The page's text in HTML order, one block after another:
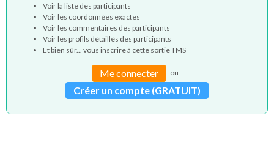
Voir la liste des participants
Voir les coordonnées exactes
Voir les commentaires des participants
Voir les profils détaillés des participants
Et bien sûr... vous inscrire à cette sortie TMS
Me connecter ou
Créer un compte (GRATUIT)